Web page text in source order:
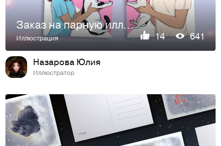
Заказ на парную иллюстрацию (+ идеи для подарка)
Иллюстрация 14 641
Назарова Юлия
Иллюстратор